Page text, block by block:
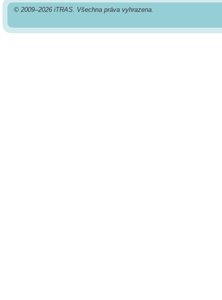
© 2009–2026 iTRAS. Všechna práva vyhrazena.